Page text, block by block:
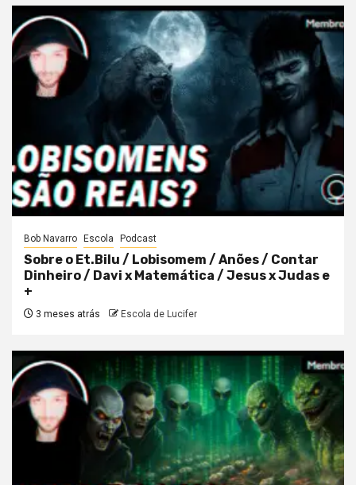
Bob Navarro Escola Podcast
Sobre o Et.Bilu / Lobisomem / Anões / Contar
Dinheiro / Davi x Matemática / Jesus x Judas e
+
3 meses atrás Escola de Lucifer